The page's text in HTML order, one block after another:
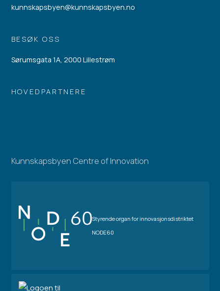
kunnskapsbyen@kunnskapsbyen.no
BESØK OSS
Sørumsgata 1A, 2000 Lillestrøm
HOVEDPARTNERE
Kunnskapsbyen Centre of Innovation
Styrende organ for innovasjonsdistriktet
NODE60